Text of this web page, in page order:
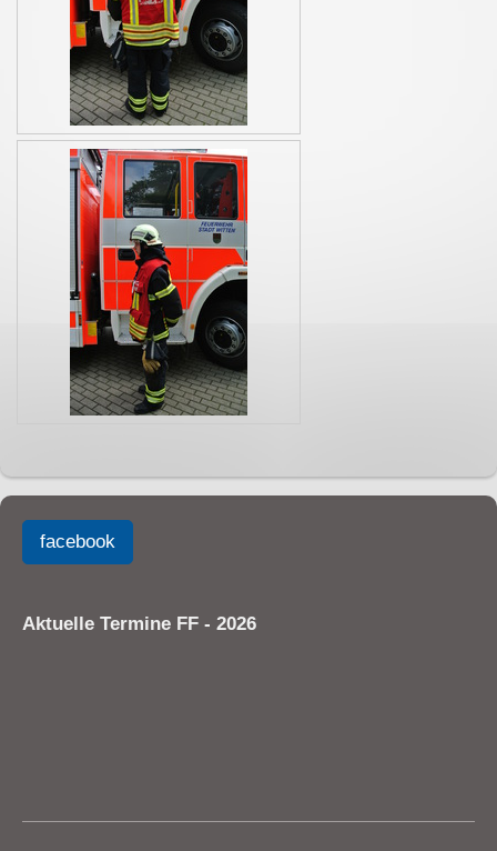
facebook
Aktuelle Termine FF - 2026